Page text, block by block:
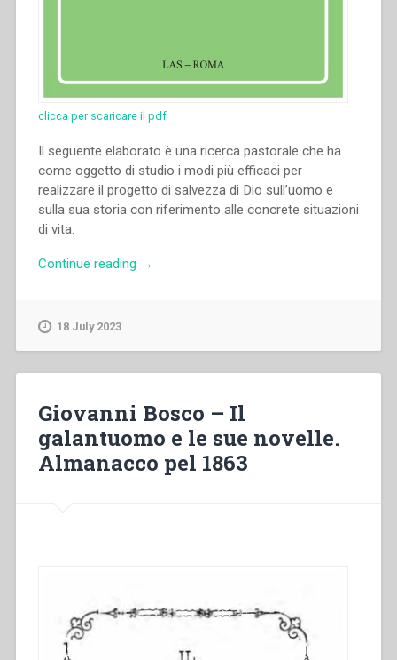
clicca per scaricare il pdf
Il seguente elaborato è una ricerca pastorale che ha
come oggetto di studio i modi più efficaci per
realizzare il progetto di salvezza di Dio sull’uomo e
sulla sua storia con riferimento alle concrete situazioni
di vita.
Continue reading “Riccardo
speranza.
Un
progetto
→
18 July 2023
Giovanni Bosco – Il
galantuomo e le sue novelle.
Almanacco pel 1863